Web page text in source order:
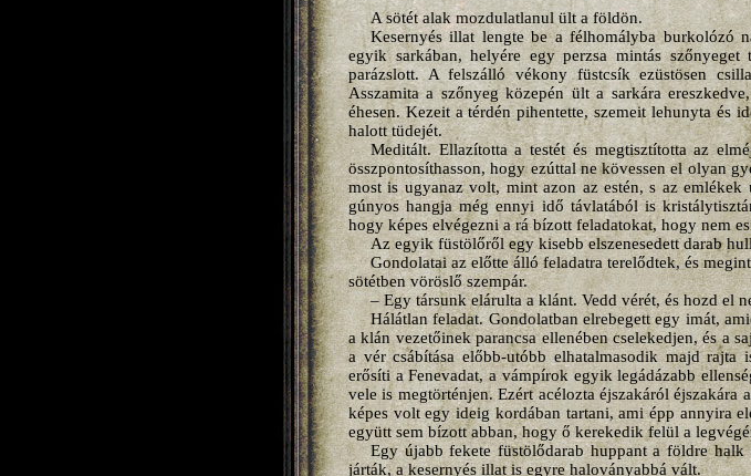
A sötét alak mozdulatlanul ült a földön.
Kesernyés illat lengte be a félhomályba burkolózó
egyik sarkában, helyére egy perzsa mintás
parázslott. A felszálló vékony füstcsík ezüstösen
Asszamita a szőnyeg közepén ült a sarkára
éhesen. Kezeit a térdén pihentette, szemeit lehunyta és
halott tüdejét.
Meditált. Ellazította a testét és megtisztította az
összpontosíthasson, hogy ezúttal ne kövessen el olyan
most is ugyanaz volt, mint azon az estén, s az
gúnyos hangja még ennyi idő távlatából is
hogy képes elvégezni a rá bízott feladatokat, hogy nem
Az egyik füstölőről egy kisebb elszenesedett darab
Gondolatai az előtte álló feladatra terelődtek, és
sötétben vöröslő szempár.
– Egy társunk elárulta a klánt. Vedd vérét, és hozd el
Hálátlan feladat. Gondolatban elrebegett egy imát,
a klán vezetőinek parancsa ellenében cselekedjen, és a
a vér csábítása előbb-utóbb elhatalmasodik majd rajta
erősíti a Fenevadat, a vámpírok egyik legádázabb
vele is megtörténjen. Ezért acélozta éjszakáról éjszakára
képes volt egy ideig kordában tartani, ami épp annyira
együtt sem bízott abban, hogy ő kerekedik felül a
Egy újabb fekete füstölődarab huppant a földre halk
járták, a kesernyés illat is egyre haloványabbá vált.